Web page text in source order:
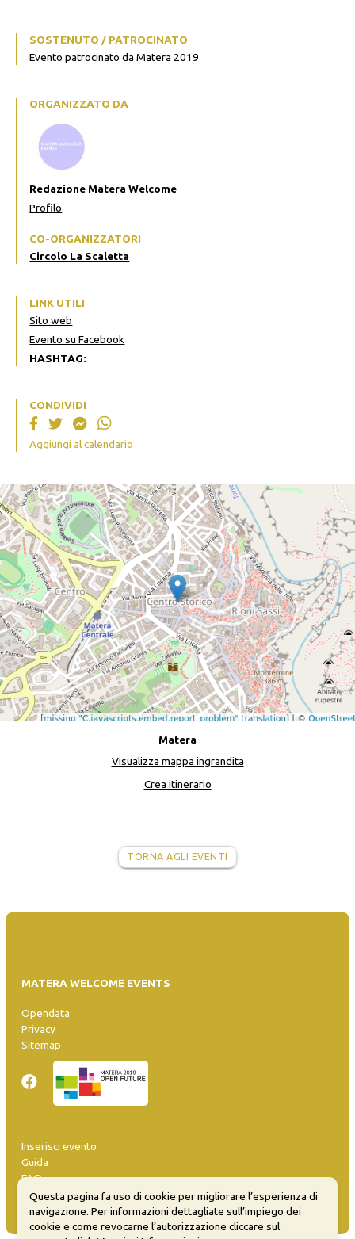
SOSTENUTO / PATROCINATO
Evento patrocinato da Matera 2019
ORGANIZZATO DA
Redazione Matera Welcome
Profilo
CO-ORGANIZZATORI
Circolo La Scaletta
LINK UTILI
Sito web
Evento su Facebook
HASHTAG:
CONDIVIDI
Aggiungi al calendario
Matera
Visualizza mappa ingrandita
Crea itinerario
TORNA AGLI EVENTI
MATERA WELCOME EVENTS
Opendata
Privacy
Sitemap
Inserisci evento
Guida
FAQ
info@materaevents.it
Questa pagina fa uso di cookie per migliorare l’esperienza di
navigazione. Per informazioni dettagliate sull’impiego dei
cookie e come revocarne l’autorizzazione cliccare sul